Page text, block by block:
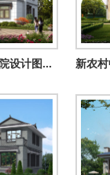
中国最美建筑四合院设计图纸及效果图，颜值爆棚